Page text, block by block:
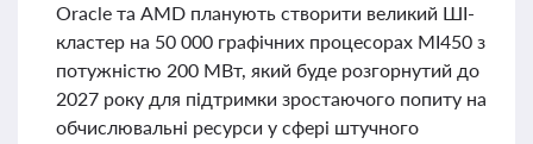
Oracle та AMD планують створити великий ШІ-
кластер на 50 000 графічних процесорах MI450 з
потужністю 200 МВт, який буде розгорнутий до
2027 року для підтримки зростаючого попиту на
обчислювальні ресурси у сфері штучного